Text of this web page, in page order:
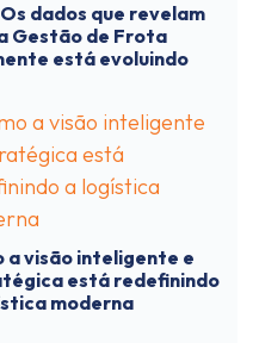
Os dados que revelam
Gestão de Frota
está evoluindo
a visão inteligente e
está redefinindo
moderna